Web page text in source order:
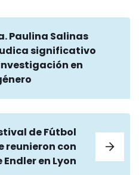
Paulina Salinas
significativo
en
de Fútbol
reunieron con
Endler en Lyon